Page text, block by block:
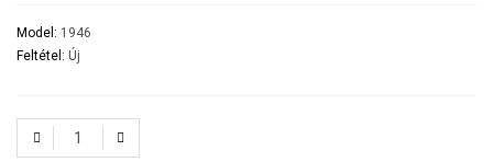
Model: 1946
Feltétel: Új